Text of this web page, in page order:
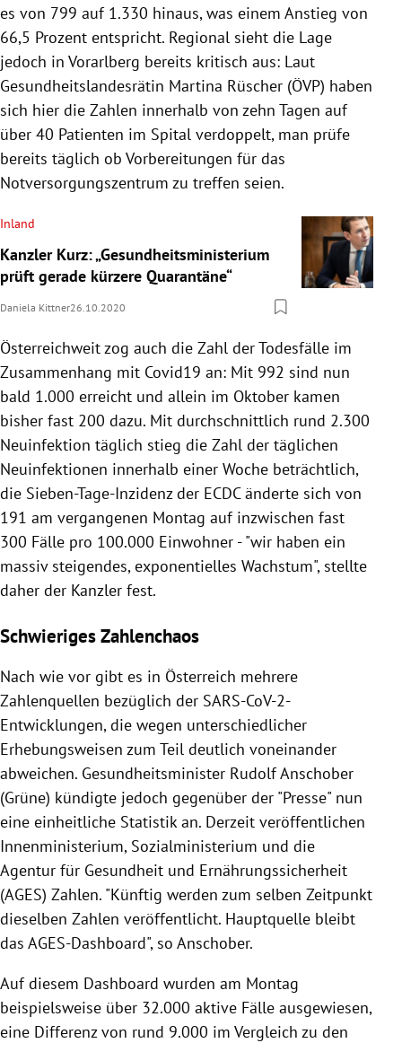
es von 799 auf 1.330 hinaus, was einem Anstieg von
66,5 Prozent entspricht. Regional sieht die Lage
jedoch in Vorarlberg bereits kritisch aus: Laut
Gesundheitslandesrätin Martina Rüscher (ÖVP) haben
sich hier die Zahlen innerhalb von zehn Tagen auf
über 40 Patienten im Spital verdoppelt, man prüfe
bereits täglich ob Vorbereitungen für das
Notversorgungszentrum zu treffen seien.
Inland
Kanzler Kurz: „Gesundheitsministerium
prüft gerade kürzere Quarantäne“
Daniela Kittner26.10.2020
Österreichweit zog auch die Zahl der Todesfälle im
Zusammenhang mit Covid19 an: Mit 992 sind nun
bald 1.000 erreicht und allein im Oktober kamen
bisher fast 200 dazu. Mit durchschnittlich rund 2.300
Neuinfektion täglich stieg die Zahl der täglichen
Neuinfektionen innerhalb einer Woche beträchtlich,
die Sieben-Tage-Inzidenz der ECDC änderte sich von
191 am vergangenen Montag auf inzwischen fast
300 Fälle pro 100.000 Einwohner - "wir haben ein
massiv steigendes, exponentielles Wachstum", stellte
daher der Kanzler fest.
Schwieriges Zahlenchaos
Nach wie vor gibt es in Österreich mehrere
Zahlenquellen bezüglich der SARS-CoV-2-
Entwicklungen, die wegen unterschiedlicher
Erhebungsweisen zum Teil deutlich voneinander
abweichen. Gesundheitsminister Rudolf Anschober
(Grüne) kündigte jedoch gegenüber der "Presse" nun
eine einheitliche Statistik an. Derzeit veröffentlichen
Innenministerium, Sozialministerium und die
Agentur für Gesundheit und Ernährungssicherheit
(AGES) Zahlen. "Künftig werden zum selben Zeitpunkt
dieselben Zahlen veröffentlicht. Hauptquelle bleibt
das AGES-Dashboard", so Anschober.
Auf diesem Dashboard wurden am Montag
beispielsweise über 32.000 aktive Fälle ausgewiesen,
eine Differenz von rund 9.000 im Vergleich zu den